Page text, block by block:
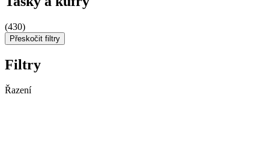
(430)
Přeskočit filtry
Filtry
Řazení